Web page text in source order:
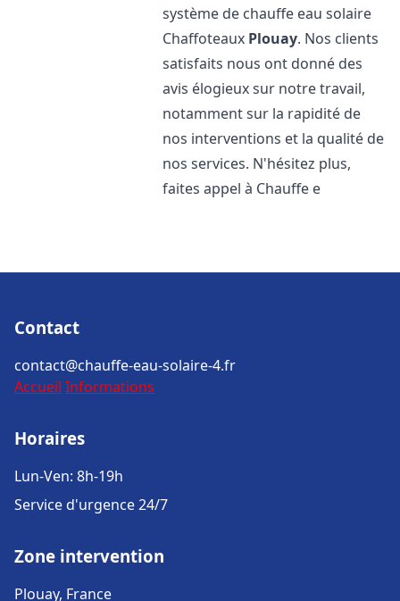
système de chauffe eau solaire
Chaffoteaux Plouay. Nos clients
satisfaits nous ont donné des
avis élogieux sur notre travail,
notamment sur la rapidité de
nos interventions et la qualité de
nos services. N'hésitez plus,
faites appel à Chauffe e
Contact
contact@chauffe-eau-solaire-4.fr
Accueil Informations
Horaires
Lun-Ven: 8h-19h
Service d'urgence 24/7
Zone intervention
Plouay, France